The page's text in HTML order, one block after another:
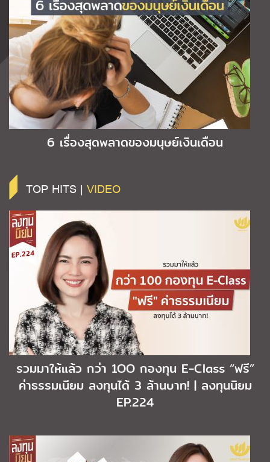
6 เรื่องสุดพลาดของมนุษย์เงินเดือน
TOP HITS | VIDEO
รวมมาให้แล้ว กว่า 1OO กองทุน E-Class “ฟรี”
ค่าธรรมเนียม ลงทุนได้ 3 ล้านบาท! | ลงทุนนิยม
EP.224